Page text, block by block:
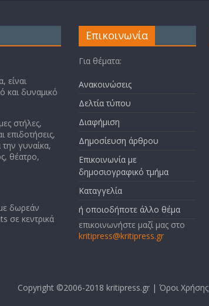
είναι
και δυναμικό
στήλες,
επιδοτήσεις,
γυναίκα,
θέατρο,
δωρεάν
σε κεντρικά
Επικοινωνία
Για θέματα:
Ανακοινώσεις
Δελτία τύπου
Διαφήμιση
Δημοσίευση άρθρου
Επικοινωνία με
δημοσιογραφικό τμήμα
Καταγγελία
ή οποιοδήποτε άλλο θέμα
επικοινωνήστε μαζί μας στο
kritipress@kritipress.gr
Copyright ©2006-2018 kritipress.gr | Όροι Χρήσης